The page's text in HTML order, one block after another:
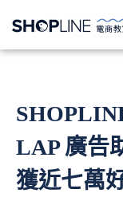
LAP 廣告
獲近七萬